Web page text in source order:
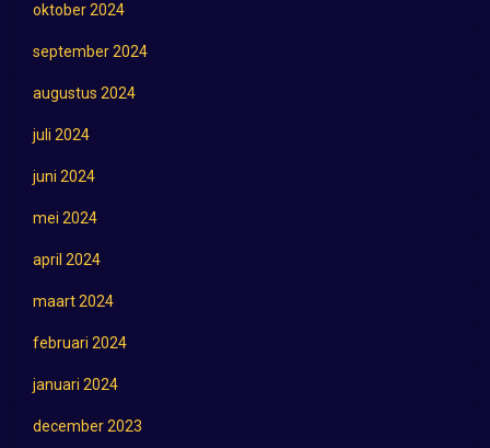
oktober 2024
september 2024
augustus 2024
juli 2024
juni 2024
mei 2024
april 2024
maart 2024
februari 2024
januari 2024
december 2023